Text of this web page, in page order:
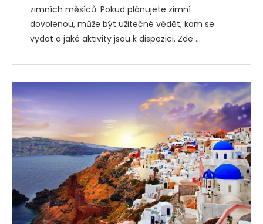
zimních měsíců. Pokud plánujete zimní
dovolenou, může být užitečné vědět, kam se
vydat a jaké aktivity jsou k dispozici. Zde …